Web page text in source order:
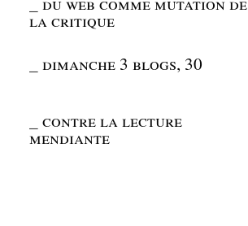
la critique
_dimanche 3 blogs, 30
_contre la lecture
mendiante